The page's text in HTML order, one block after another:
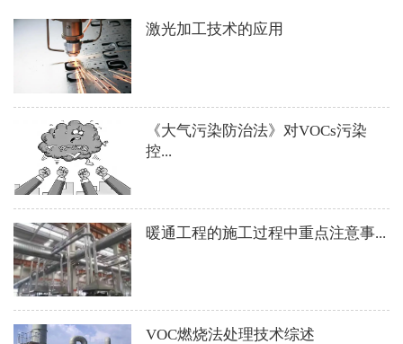
激光加工技术的应用
《大气污染防治法》对VOCs污染
控...
暖通工程的施工过程中重点注意事...
VOC燃烧法处理技术综述